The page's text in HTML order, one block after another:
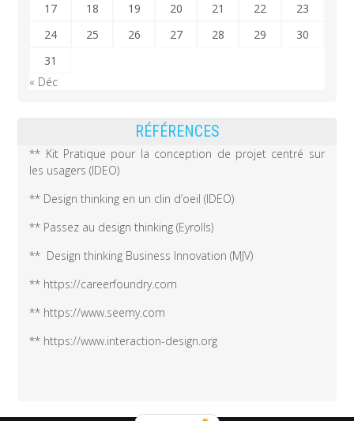
17
18 19 20 21 22
23
24
25 26 27 28 29
30
31
« Déc
RÉFÉRENCES
** Kit Pratique pour la conception de projet centré sur
les usagers (IDEO)
** Design thinking en un clin d’oeil (IDEO)
** Passez au design thinking (Eyrolls)
** Design thinking Business Innovation (MJV)
** https://careerfoundry.com
** https://www.seemy.com
** https://www.interaction-design.org